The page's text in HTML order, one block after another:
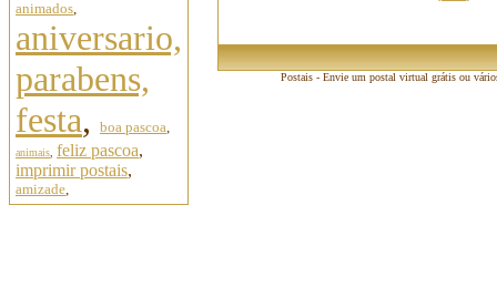
animados,
aniversario,
parabens,
festa, boa pascoa,
animais feliz pascoa,
imprimir postais,
amizade,
Postais - Envie um postal virtual grátis ou